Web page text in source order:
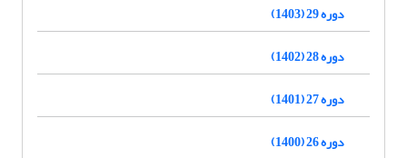
دوره 29 (1403)
دوره 28 (1402)
دوره 27 (1401)
دوره 26 (1400)